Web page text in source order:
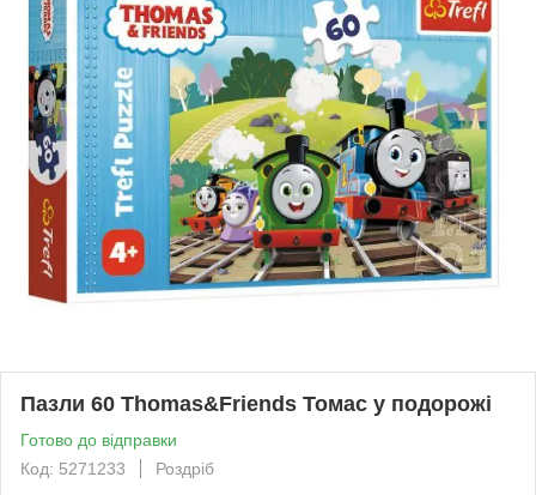
Пазли 60 Thomas&Friends Томас у подорожі
Готово до відправки
Код: 5271233
Роздріб